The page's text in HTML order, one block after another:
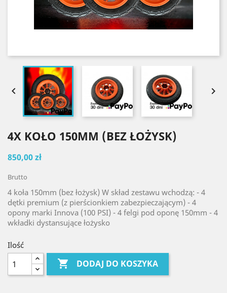
 
4X KOŁO 150MM (BEZ ŁOŻYSK)
850,00 zł
Brutto
4 koła 150mm (bez łożysk) W skład zestawu wchodzą: - 4
dętki premium (z pierścionkiem zabezpieczającym) - 4
opony marki Innova (100 PSI) - 4 felgi pod oponę 150mm - 4
wkładki dystansujące łożysko
Ilość
 DODAJ DO KOSZYKA